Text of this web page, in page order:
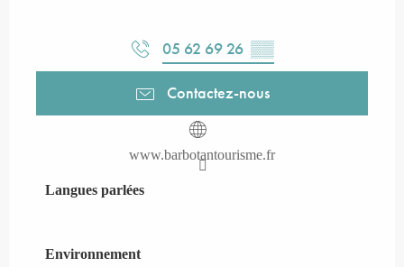
05 62 69 26 ▒▒
Contactez-nous
www.barbotantourisme.fr
Langues parlées
Langues parlées
Environnement
Environnement